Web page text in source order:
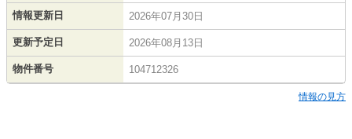
情報更新日 2026年07月30日
更新予定日 2026年08月13日
物件番号 104712326
情報の見方